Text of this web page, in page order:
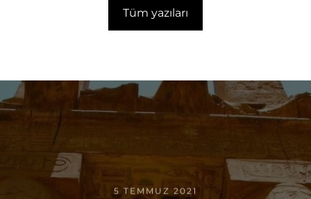
Tüm yazıları
5 TEMMUZ 2021